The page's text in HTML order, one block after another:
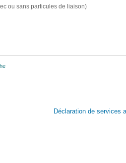
ou sans particules de liaison)
Déclaration de services